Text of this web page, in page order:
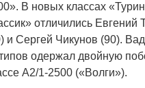
В новых классах
отличились Евгений
и Сергей Чикунов (90).
одержал двойную
А2/1‑2500 («Волги»).